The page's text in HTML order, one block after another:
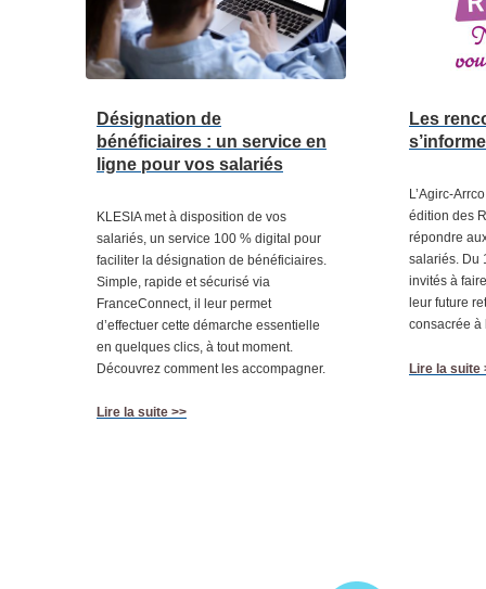
Désignation de
bénéficiaires : un service en
ligne pour vos salariés
KLESIA met à disposition de vos
salariés, un service 100 % digital pour
faciliter la désignation de bénéficiaires.
Simple, rapide et sécurisé via
FranceConnect, il leur permet
d’effectuer cette démarche essentielle
en quelques clics, à tout moment.
Découvrez comment les accompagner.
Lire la suite >>
Les
L’Agirc-
édition des
répondre
salariés. Du
invités à
leur future
consacrée à
Lire la suite